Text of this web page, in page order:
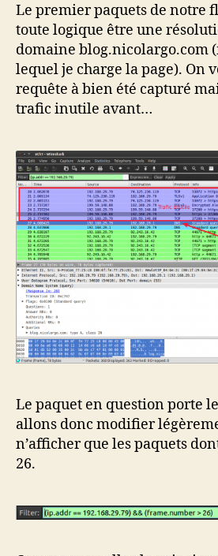
Le premier paquets de notre
toute logique être une
domaine blog.nicolargo.com
lequel je charge la page). On
requête à bien été capturé
trafic inutile avant…
Le paquet en question porte
allons donc modifier
n’afficher que les paquets
26.